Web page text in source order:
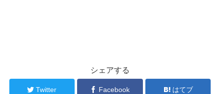
シェアする
Twitter Facebook はてブ